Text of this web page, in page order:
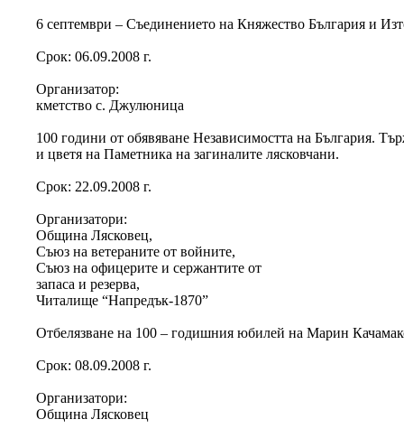
6 септември – Съединението на Княжество България и
Срок: 06.09.2008 г.
Организатор:
кметство с. Джулюница
100 години от обявяване Независимостта на България.
и цветя на Паметника на загиналите лясковчани.
Срок: 22.09.2008 г.
Организатори:
Община Лясковец,
Съюз на ветераните от войните,
Съюз на офицерите и сержантите от
запаса и резерва,
Читалище “Напредък-1870”
Отбелязване на 100 – годишния юбилей на Марин
Срок: 08.09.2008 г.
Организатори:
Община Лясковец